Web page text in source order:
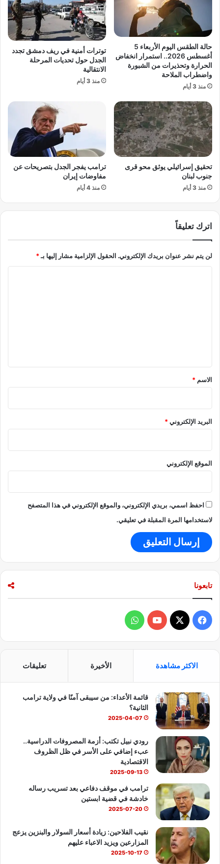
س
ت
م
ب
ر
0
2
5
ا
ت
"
ت
ح
د
ا
ل
ح
د
أ
د
ن
ب
ي
و
حالة الطقس اليوم الأربعاء 5
أغسطس 2026.. استمرار انخفاض
الحرارة وتحذيرات من الشبورة
واضطراب الملاحة
منذ 3 أيام
توترات أمنية في ريف دمشق تجدد
الجدل حول تحديات المرحلة
الانتقالية
منذ 3 أيام
تحقيق إسرائيلي يوثق محو قرى
جنوب لبنان
منذ 3 أيام
ترامب يفجر الجدل بتصريحات عن
مفاوضات إيران
منذ 4 أيام
اترك تعليقاً
لن يتم نشر عنوان بريدك الإلكتروني. الحقول الإلزامية مشار إليها بـ*
*
الاسم *
البريد الإلكتروني*
الموقع الإلكتروني
احفظ اسمي، بريدي الإلكتروني، والموقع الإلكتروني في هذا المتصفح
لاستخدامها المرة المقبلة في تعليقي.
تابعونا
ي
و
ك
X
Y
T
u
e
ا
ا
ب
الاكثر مشاهدة الأخيرة تعليقات
قائمة الأعداء: من سيبقى آمنًا في ولاية ترامب
الثانية؟
2025-04-07
رودي نبيل تكتب: أزمة المصروفات الدراسية..
عبء إضافي على الأسر في ظل الظروف
الاقتصادية
2025-09-13
ترامب في موقف دفاعي بعد تسريب رساله
خادشة في قضية ابستين
2025-07-20
نقيب الفلاحين: زيادة أسعار السولار والبنزين يزعج
المزارعين ويزيد الاعباء عليهم
2025-10-17